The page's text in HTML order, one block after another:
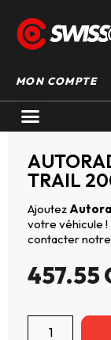
MON COMPTE
TRAIL
Ajoutez
votre véhicule
contacter
457.55